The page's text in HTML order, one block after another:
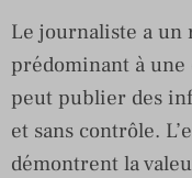
Le journaliste a un
prédominant à
peut publier des
et sans contrôle.
démontrent la